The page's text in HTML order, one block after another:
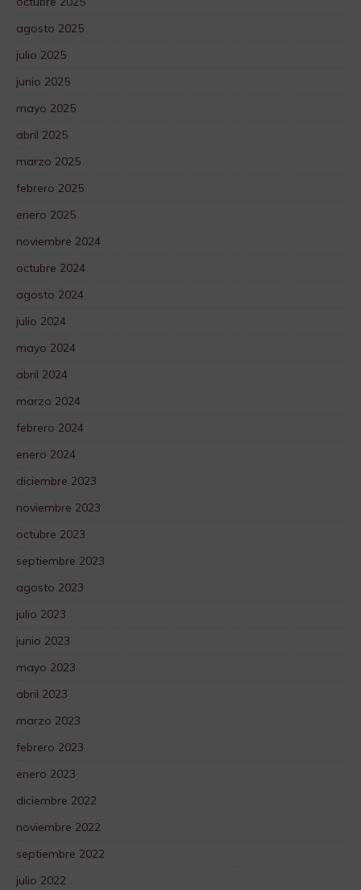
agosto 2025
julio 2025
junio 2025
mayo 2025
abril 2025
marzo 2025
febrero 2025
enero 2025
noviembre 2024
octubre 2024
agosto 2024
julio 2024
mayo 2024
abril 2024
marzo 2024
febrero 2024
enero 2024
diciembre 2023
noviembre 2023
octubre 2023
septiembre 2023
agosto 2023
julio 2023
junio 2023
mayo 2023
abril 2023
marzo 2023
febrero 2023
enero 2023
diciembre 2022
noviembre 2022
septiembre 2022
julio 2022